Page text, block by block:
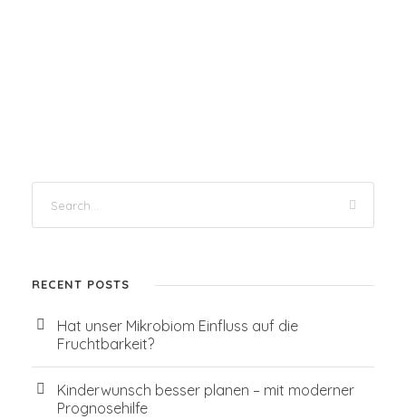
RECENT POSTS
Hat unser Mikrobiom Einfluss auf die
Fruchtbarkeit?
Kinderwunsch besser planen – mit moderner
Prognosehilfe